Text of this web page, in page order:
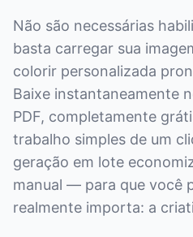
Não são necessárias
basta carregar sua
colorir personalizada
Baixe instantaneamente
PDF, completamente
trabalho simples de um
geração em lote
manual — para que você
realmente importa: a